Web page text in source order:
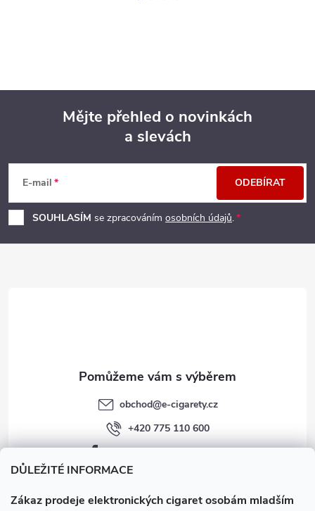
DŮLEŽITÉ INFORMACE
Zákaz prodeje elektronických cigaret osobám mladším
p
a
Mějte přehled o novinkách
a slevách
E-mail
SOUHLASÍM se zpracováním osobních údajů.
ODEBÍRAT
obchod@e-cigarety.cz
+420 775 110 600
facebook.com/e-cigarety.cz